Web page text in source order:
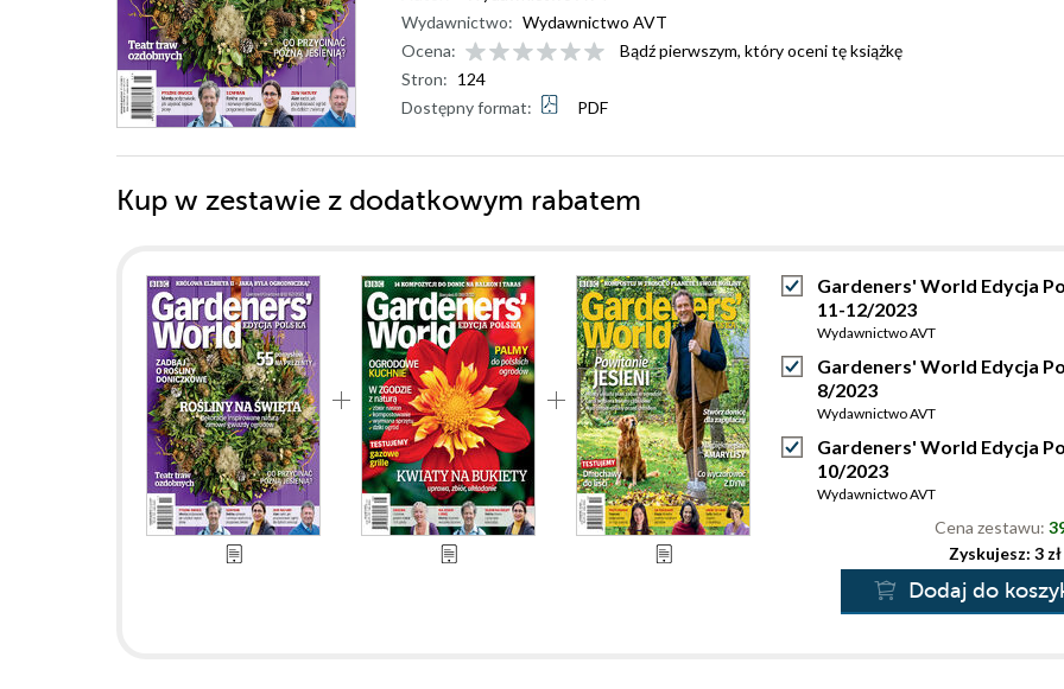
Wydawnictwo: Wydawnictwo AVT
Ocena:
Bądź pierwszym, który oceni tę książkę
Stron: 124
Dostępny format:
PDF
Kup w zestawie z dodatkowym rabatem
Gardeners' World Edycja
11-12/2023
Wydawnictwo AVT
Gardeners' World Edycja
8/2023
Wydawnictwo AVT
Gardeners' World Edycja
10/2023
Wydawnictwo AVT
Cena zestawu:
Zyskujesz: 3
Dodaj do